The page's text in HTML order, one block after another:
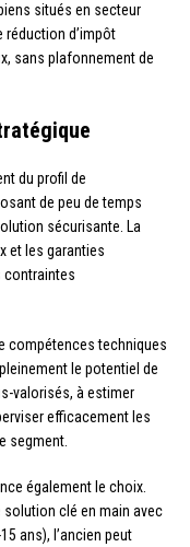
situés en secteur
réduction d’impôt
sans plafonnement de
du profil de
de peu de temps
sécurisante. La
et les garanties
contraintes
compétences techniques
le potentiel de
valorisés, à estimer
efficacement les
segment.
également le choix.
clé en main avec
ans), l’ancien peut